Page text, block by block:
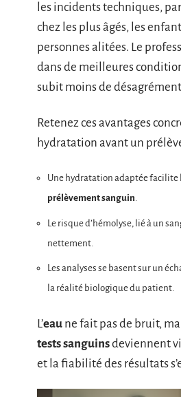
les incidents techniques,
chez les plus âgés, les
personnes alitées. Le
dans de meilleures
subit moins de
Retenez ces avantages
hydratation avant un
Une hydratation adaptée facilite
prélèvement sanguin.
Le risque d’hémolyse, lié à un
nettement.
Les analyses se basent sur un
la réalité biologique du patient.
L’eau ne fait pas de bruit,
tests sanguinsdeviennent
et la fiabilité des résultats